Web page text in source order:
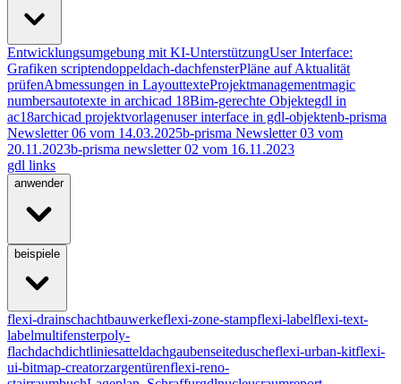
Entwicklungsumgebung mit KI-UnterstützungUser Interface:
Grafiken scriptendoppeldach-dachfensterPläne auf Aktualität
prüfenAbmessungen in LayouttexteProjektmanagementmagic
numbersautotexte in archicad 18Bim-gerechte Objektegdl in
ac18archicad projektvorlagenuser interface in gdl-objektenb-prisma
Newsletter 06 vom 14.03.2025b-prisma Newsletter 03 vom
20.11.2023b-prisma newsletter 02 vom 16.11.2023
gdl links
anwender
beispiele
flexi-drainschachtbauwerkeflexi-zone-stampflexi-labelflexi-text-
labelmultifensterpoly-
flachdachdichtliniesatteldachgaubenseiteduscheflexi-urban-kitflexi-
ui-bitmap-creatorzargentürenflexi-reno-